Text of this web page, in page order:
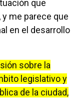
que
me parece que
en el desarrollo
sobre la
legislativo y
de la ciudad,